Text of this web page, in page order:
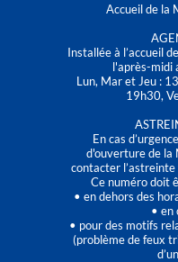
Accueil de la
Installée à l’accueil
l'après-midi
Lun, Mar et Jeu :
19h30,
En cas
d'ouverture de la
contacter
Ce numéro doit
• en dehors des
• en
• pour des motifs
(problème de feux